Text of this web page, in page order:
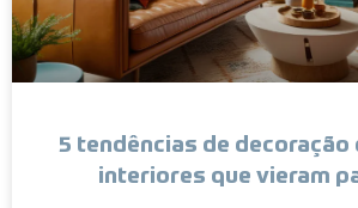
5 tendências de decoração
interiores que vieram